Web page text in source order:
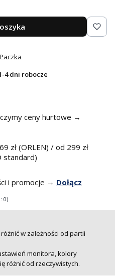
4 dni robocze
ceny hurtowe →
zł (ORLEN) / od 299 zł
standard)
i promocje → Dołącz
0)
w zależności od partii
monitora, kolory
różnić od rzeczywistych.